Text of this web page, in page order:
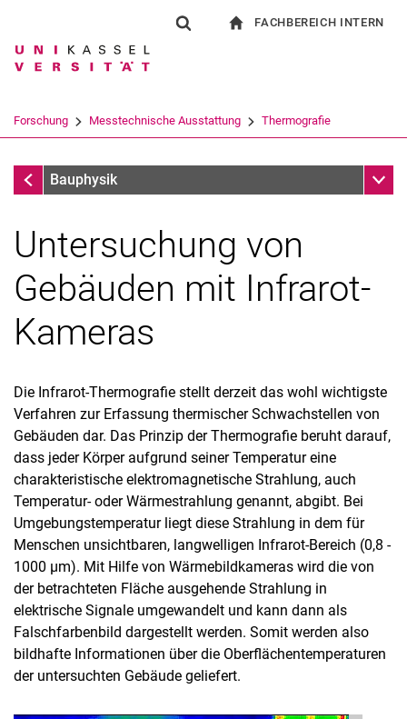
Springe direkt zu: Inhalt
Springe direkt zu: Suche
Springe direkt zu:
Suchbegriff
Suchen (öffnet externen Link in einem
FACHBEREICH INTERN
Forschung Messtechnische Ausstattung Thermografie
Messtechnische Ausstattung
Bauphysik
abgeschlossene Projekte
Veröffentlichungen
Messtechnische Ausstattung
Thermografie
Luftdichtheitsprüfstand
Blower-Door
Tracergas-System
Doppel-Klimakammer
µ-Wert Versuchsstand
Untersuchung von
Gebäuden mit Infrarot-
Kameras
Die Infrarot-Thermografie stellt derzeit das wohl wichtigste
Verfahren zur Erfassung thermischer Schwachstellen von
Gebäuden dar. Das Prinzip der Thermografie beruht darauf,
dass jeder Körper aufgrund seiner Temperatur eine
charakteristische elektromagnetische Strahlung, auch
Temperatur- oder Wärmestrahlung genannt, abgibt. Bei
Umgebungstemperatur liegt diese Strahlung in dem für
Menschen unsichtbaren, langwelligen Infrarot-Bereich (0,8 -
1000 µm). Mit Hilfe von Wärmebildkameras wird die von
der betrachteten Fläche ausgehende Strahlung in
elektrische Signale umgewandelt und kann dann als
Falschfarbenbild dargestellt werden. Somit werden also
bildhafte Informationen über die Oberflächentemperaturen
der untersuchten Gebäude geliefert.